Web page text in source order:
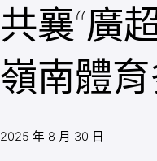
共襄“廣
嶺南體
2025 年 8 月 30 日